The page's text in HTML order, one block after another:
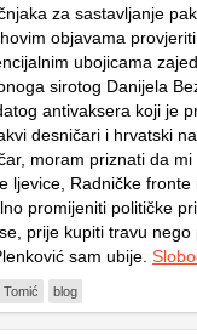
za sastavljanje
objavama
ubojicama
sirotog Danijela
antivaksera koji je
desničari i hrvatski
moram priznati da
ljevice, Radničke
promijeniti političke
prije kupiti travu
sam ubije.
Tomić blog